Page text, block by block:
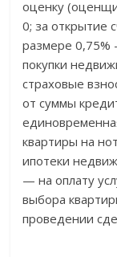
оценку
0; за открытие
размере 0,75%
покупки
страховые
от суммы
квартиры на
ипотеки
— на оплату
выбора
проведении